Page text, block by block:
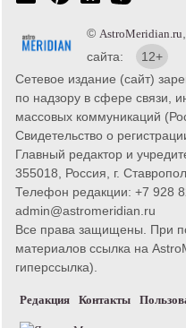
© AstroMeridian.ru
сайта:
12+
Сетевое издание (сайт)
по надзору в сфере связи,
массовых коммуникаций
Свидетельство о
Главный редактор и
355018, Россия, г.
Телефон редакции: +7 928
admin@astromeridian.ru
Все права защищены. При
материалов ссылка на
гиперссылка).
Редакция Контакты